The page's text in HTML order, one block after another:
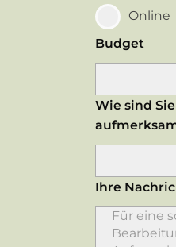
Online
Budget
Wie sind
Ihre